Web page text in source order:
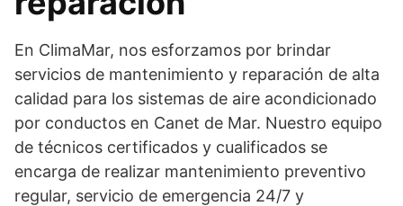
En ClimaMar, nos esforzamos por brindar
servicios de mantenimiento y reparación de alta
calidad para los sistemas de aire acondicionado
por conductos en Canet de Mar. Nuestro equipo
de técnicos certificados y cualificados se
encarga de realizar mantenimiento preventivo
regular, servicio de emergencia 24/7 y